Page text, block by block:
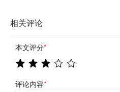
相关评论
本文评分*
评论内容*